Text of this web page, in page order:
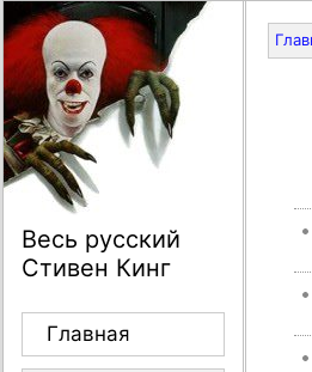
Весь русский
Стивен Кинг
Главная